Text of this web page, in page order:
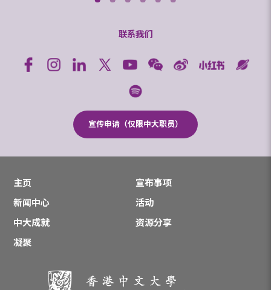
联系我们
宣传申请（仅限中大职员）
主页
宣布事项
新闻中心
活动
中大成就
资源分享
凝聚